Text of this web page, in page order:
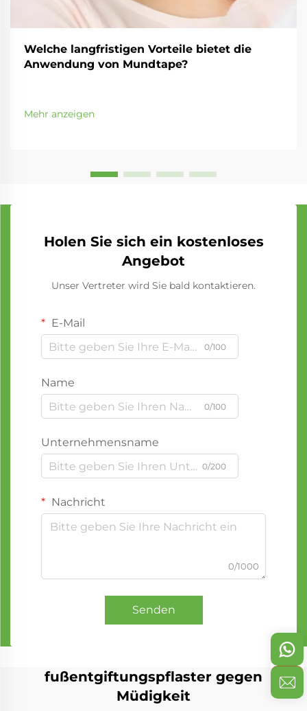
Welche langfristigen Vorteile bietet die
Anwendung von Mundtape?
Mehr anzeigen
Holen Sie sich ein kostenloses
Angebot
Unser Vertreter wird Sie bald kontaktieren.
E-Mail
0/100
Name
0/100
Unternehmensname
0/200
Nachricht
0/1000
Senden
fußentgiftungspflaster gegen
Müdigkeit